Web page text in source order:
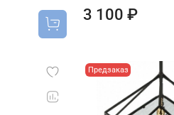
3 100 ₽
Предзаказ